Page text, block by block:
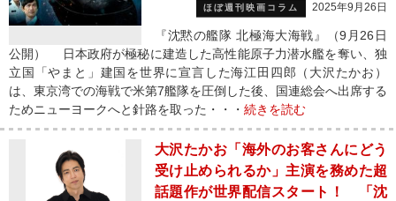
ほぼ週刊映画コラム 2025年9月26日
『沈黙の艦隊 北極海大海戦』（9月26日
公開） 日本政府が極秘に建造した高性能原子力潜水艦を奪い、独
立国「やまと」建国を世界に宣言した海江田四郎（大沢たかお）
は、東京湾での海戦で米第7艦隊を圧倒した後、国連総会へ出席する
ためニューヨークへと針路を取った・・・ 続きを読む
大沢たかお「海外のお客さんにどう
受け止められるか」主演を務めた超
話題作が世界配信スタート！ 「沈